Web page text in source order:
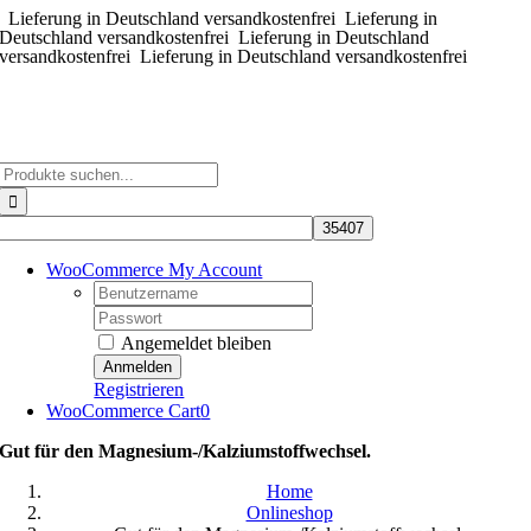
Zum
Inhalt
springen
Lieferung in Deutschland versandkostenfreiLieferung in
Deutschland versandkostenfrei Lieferung in Deutschland
versandkostenfreiLieferung in Deutschland versandkostenfrei
WooCommerce My Account
Username:
Password:
Angemeldet bleiben
Registrieren
WooCommerce Cart0
Gut für den Magnesium-/Kalziumstoffwechsel.
Home
Onlineshop